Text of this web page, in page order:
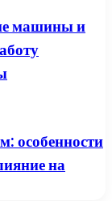
машины и
особенности
на